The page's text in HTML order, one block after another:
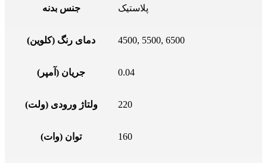
جنس بدنه پلاستیک
دمای رنگ (کلوین) 4500, 5500, 6500
جریان (آمپر) 0.04
ولتاژ ورودی (ولت) 220
توان (وات) 160